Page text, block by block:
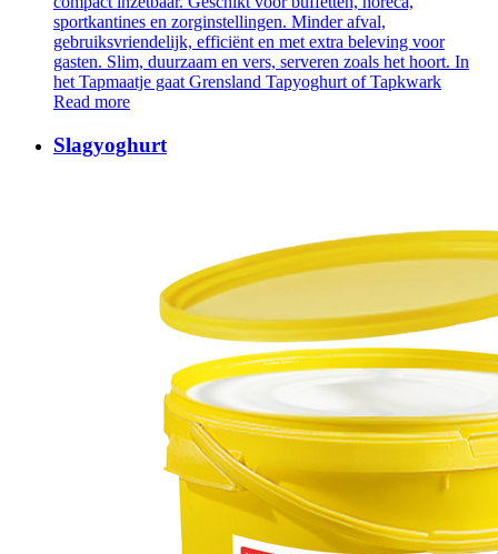
sportkantines en zorginstellingen. Minder afval,
gebruiksvriendelijk, efficiënt en met extra beleving voor
gasten. Slim, duurzaam en vers, serveren zoals het hoort. In
het Tapmaatje gaat Grensland Tapyoghurt of Tapkwark
Read more
Slagyoghurt